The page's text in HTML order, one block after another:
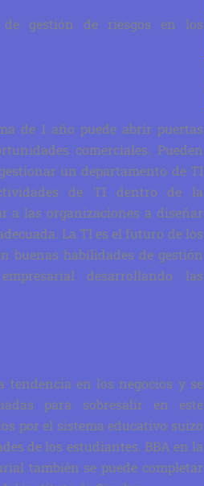
de gestión de riesgos en los
de 1 año puede abrir puertas
comerciales. Pueden
un departamento de TI
de TI dentro de la
a las organizaciones a diseñar
La TI es el futuro de los
buenas habilidades de gestión
desarrollando las
tendencia en los negocios y se
para sobresalir en este
por el sistema educativo suizo
de los estudiantes. BBA en la
también se puede completar